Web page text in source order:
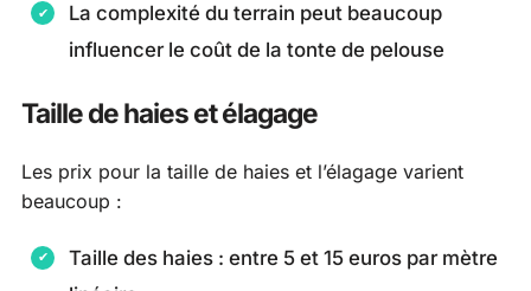
La complexité du terrain peut beaucoup
influencer le coût de la tonte de pelouse
Taille de haies et élagage
Les prix pour la taille de haies et l’élagage varient
beaucoup :
Taille des haies : entre 5 et 15 euros par mètre